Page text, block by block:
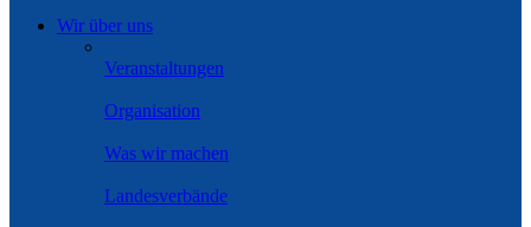
Wir über uns
Veranstaltungen
Organisation
Was wir machen
Landesverbände